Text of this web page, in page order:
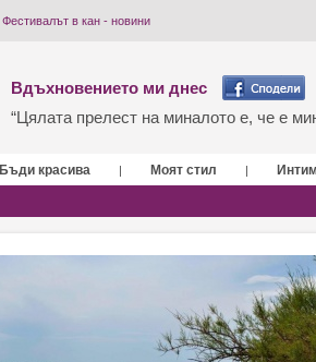
Фестивалът в кан - новини
Вдъхновението ми днес
“Цялата прелест на миналото е, че е
Бъди красива | Моят стил |